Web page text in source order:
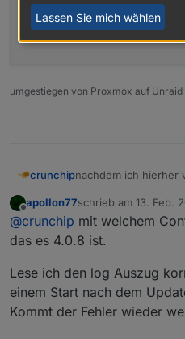
2022
33.341 -
2022 - 02 13 : 33.540 -
umgestiegen von Proxmox auf Unraid
crunchipnachdem ich hierher
heutiges backitup
folgenden Fehler
habe kein multihost
2022-02-13
2022-02-13
2022-02-13
2022-02-13
at Redis. (/opt/
at
2022-02-13
apollon77schrieb am 13. Feb.
zuletzt editiert von
@crunchip mit welchem
das es 4.0.8 ist.
Lese ich den log Auszug
einem Start nach dem
Kommt der Fehler wieder
Lassen Sie mich wählen